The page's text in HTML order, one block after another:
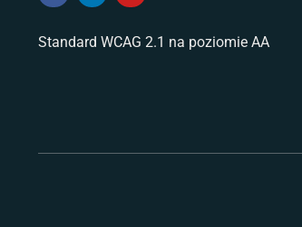
Standard WCAG 2.1 na poziomie AA